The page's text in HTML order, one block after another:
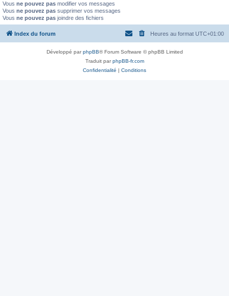
Vous ne pouvez pas modifier vos messages
Vous ne pouvez pas supprimer vos messages
Vous ne pouvez pas joindre des fichiers
Index du forum Heures au format UTC+01:00
Développé parphpBB® Forum Software © phpBB Limited
Traduit parphpBB-fr.com
Confidentialité | Conditions